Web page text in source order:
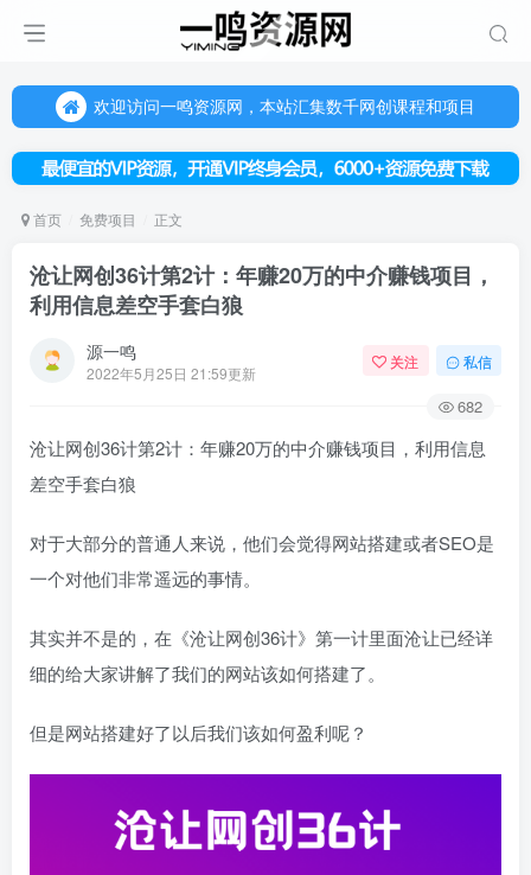
欢迎访问一鸣资源网，本站汇集数千网创课程和项目
欢迎访问一鸣资源网，本站汇集数千网创课程和项目
首页 免费项目 正文
沧让网创36计第2计：年赚20万的中介赚钱项目，
利用信息差空手套白狼
源一鸣
2022年5月25日 21:59更新
关注 私信
682
沧让网创36计第2计：年赚20万的中介赚钱项目，利用信息
差空手套白狼
对于大部分的普通人来说，他们会觉得网站搭建或者SEO是
一个对他们非常遥远的事情。
其实并不是的，在《沧让网创36计》第一计里面沧让已经详
细的给大家讲解了我们的网站该如何搭建了。
但是网站搭建好了以后我们该如何盈利呢？